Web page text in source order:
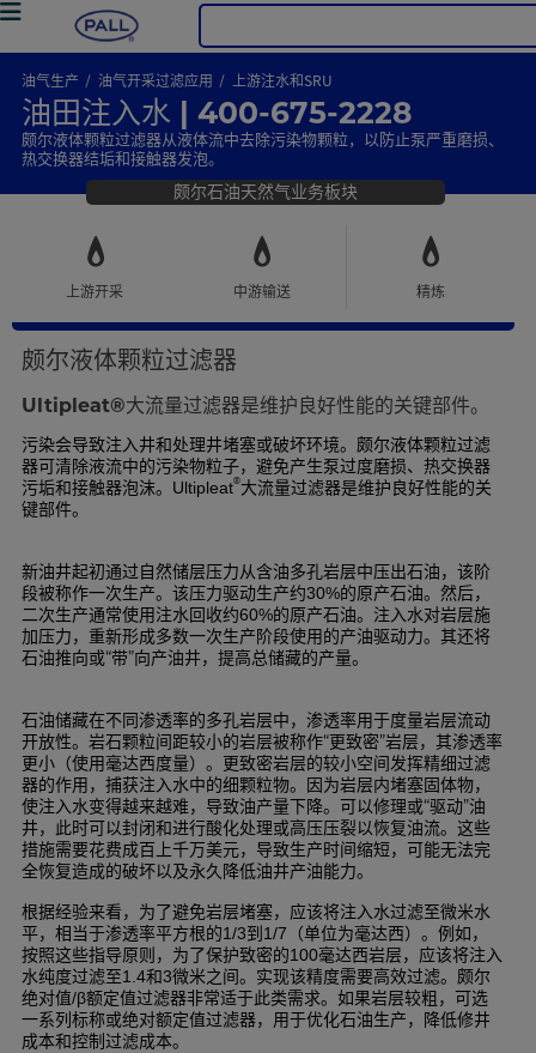
油气生产 油气开采过滤应用 上游注水和SRU
油田注入水 | 400-675-2228
颇尔液体颗粒过滤器从液体流中去除污染物颗粒，以防止泵严重磨损、
热交换器结垢和接触器发泡。
颇尔石油天然气业务板块
上游开采 中游输送 精炼
颇尔液体颗粒过滤器
Ultipleat®大流量过滤器是维护良好性能的关键部件。
污染会导致注入井和处理井堵塞或破坏环境。颇尔液体颗粒过滤
器可清除液流中的污染物粒子，避免产生泵过度磨损、热交换器
污垢和接触器泡沫。
Ultipleat®大流量过滤器是维护良好性能的关
键部件。
新油井起初通过自然储层压力从含油多孔岩层中压出石油，该阶
段被称作一次生产。该压力驱动生产约30%的原产石油。然后，
二次生产通常使用注水回收约60%的原产石油。注入水对岩层施
加压力，重新形成多数一次生产阶段使用的产油驱动力。其还将
石油推向或“带”向产油井，提高总储藏的产量。
石油储藏在不同渗透率的多孔岩层中，渗透率用于度量岩层流动
开放性。岩石颗粒间距较小的岩层被称作“更致密”岩层，其渗透率
更小（使用毫达西度量）。更致密岩层的较小空间发挥精细过滤
器的作用，捕获注入水中的细颗粒物。因为岩层内堵塞固体物，
使注入水变得越来越难，导致油产量下降。可以修理或“驱动”油
井，此时可以封闭和进行酸化处理或高压压裂以恢复油流。这些
措施需要花费成百上千万美元，导致生产时间缩短，可能无法完
全恢复造成的破坏以及永久降低油井产油能力。
根据经验来看，为了避免岩层堵塞，应该将注入水过滤至微米水
平，相当于渗透率平方根的1/3到1/7
（单位为毫达西）。例如，
按照这些指导原则，为了保护致密的100毫达西岩层，应该将注入
水纯度过滤至1.4和3微米之间。实现该精度需要高效过滤。颇尔
绝对值/β额定值过滤器非常适于此类需求。如果岩层较粗，可选
一系列标称或绝对额定值过滤器，用于优化石油生产，降低修井
成本和控制过滤成本。